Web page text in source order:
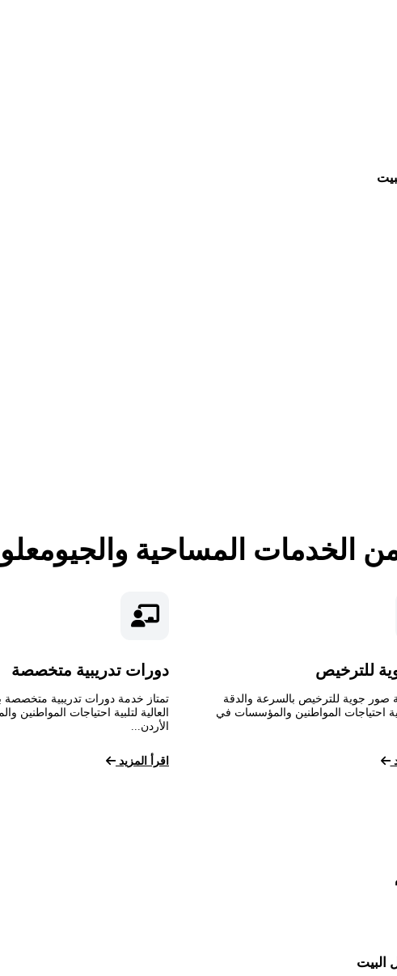
الخدمات المساحية
للترخيص
صور جوية للترخيص بالسرعة والدقة
احتياجات المواطنين والمؤسسات في
دورات تدريبية متخصصة
تمتاز خدمة دورات تدريبية متخصصة
العالية لتلبية احتياجات المواطنين
الأردن...
اقرأ المزيد
البيت